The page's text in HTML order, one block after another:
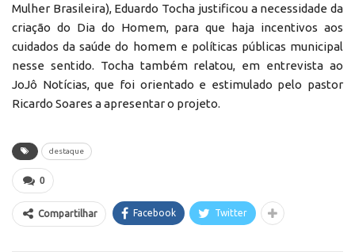
Mulher Brasileira), Eduardo Tocha justificou a necessidade da
criação do Dia do Homem, para que haja incentivos aos
cuidados da saúde do homem e políticas públicas municipal
nesse sentido. Tocha também relatou, em entrevista ao
JoJô Notícias, que foi orientado e estimulado pelo pastor
Ricardo Soares a apresentar o projeto.
destaque
0
Compartilhar Facebook Twitter